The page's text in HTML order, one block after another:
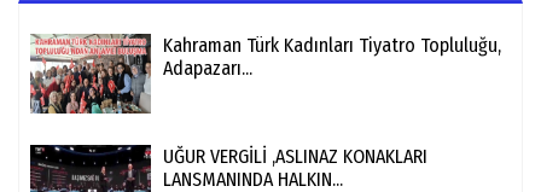
Kahraman Türk Kadınları Tiyatro Topluluğu,
Adapazarı...
UĞUR VERGİLİ ,ASLINAZ KONAKLARI
LANSMANINDA HALKIN...